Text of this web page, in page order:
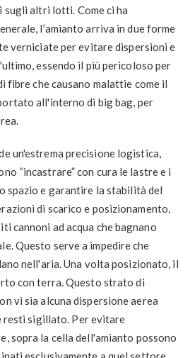
altri lotti. Come ci ha
l’amianto arriva in due forme
verniciate per evitare dispersioni e
essendo il più pericoloso per
fibre che causano malattie come il
all'interno di big bag, per
un'estrema precisione logistica,
“incastrare” con cura le lastre e i
spazio e garantire la stabilità del
di scarico e posizionamento,
cannoni ad acqua che bagnano
Questo serve a impedire che
nell'aria. Una volta posizionato, il
con terra. Questo strato di
vi sia alcuna dispersione aerea
resti sigillato. Per evitare
sopra la cella dell'amianto possono